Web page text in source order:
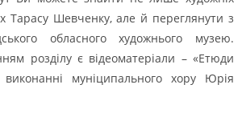
Тарасу Шевченку, але й переглянути з
обласного художнього музею.
розділу є відеоматеріали – «Етюди
муніципального хору Юрія